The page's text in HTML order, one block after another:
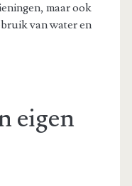
maar ook
van water en
eigen